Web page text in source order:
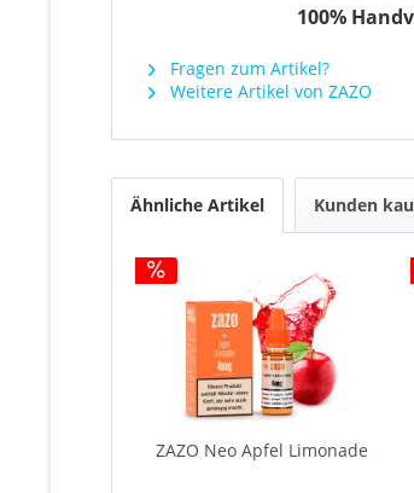
100%
Fragen zum Artikel?
Weitere Artikel von ZAZO
Ähnliche Artikel Kunden
ZAZO Neo Apfel Limonade